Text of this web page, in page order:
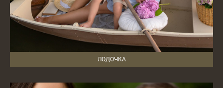
ЛОДОЧКА